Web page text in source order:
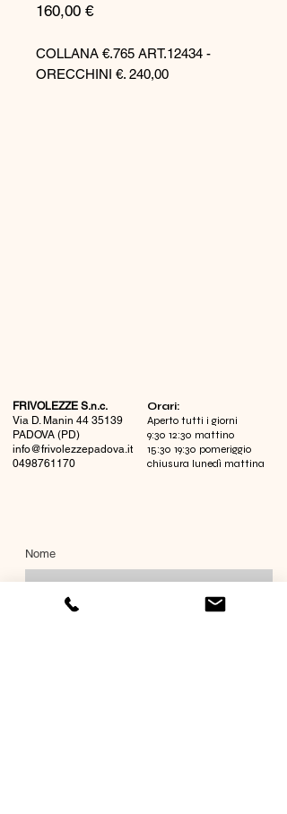
160,00 €Prezzo
COLLANA €.765 ART.12434 -
ORECCHINI €. 240,00
FRIVOLEZZE S.n.c.
Via D. Manin 44 35139
PADOVA (PD)
info@frivolezzepadova.it
0498761170
​Orari:
Aperto tutti i giorni
9:30 12:30 mattino
15:30 19:30 pomeriggio
chiusura lunedì mattina
Nome
Cognome